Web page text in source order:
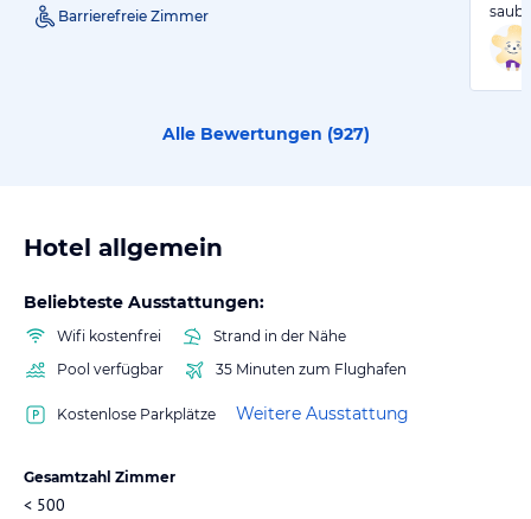
Barrierefreie Zimmer
Alle Bewertungen (927)
Hotel allgemein
Beliebteste Ausstattungen:
Wifi kostenfrei
Strand in der Nähe
Pool verfügbar
35 Minuten zum Flughafen
Kostenlose Parkplätze Weitere Ausstattung
Gesamtzahl Zimmer
< 500